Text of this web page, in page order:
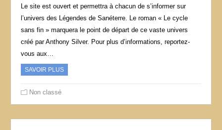
Le site est ouvert et permettra à chacun de s’informer sur
l’univers des Légendes de Sanéterre. Le roman « Le cycle
sans fin » marquera le point de départ de ce vaste univers
créé par Anthony Silver. Pour plus d’informations, reportez-
vous aux…
SAVOIR PLUS
Non classé